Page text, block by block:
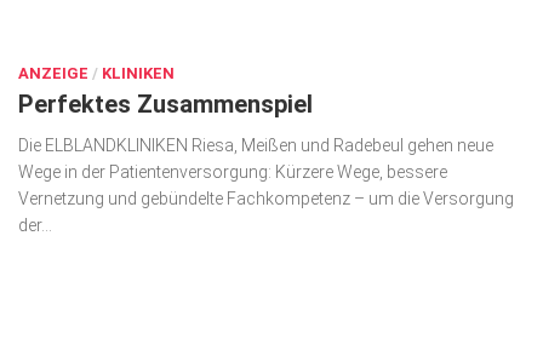
Orthopädie
Schönheit & Wohlbefinden
Special
Wirtschaft, Recht, Finanzen
ANZEIGE / KLINIKEN
Perfektes Zusammenspiel
Die ELBLANDKLINIKEN Riesa, Meißen und Radebeul gehen neue
Wege in der Patientenversorgung: Kürzere Wege, bessere
Vernetzung und gebündelte Fachkompetenz – um die Versorgung
der...